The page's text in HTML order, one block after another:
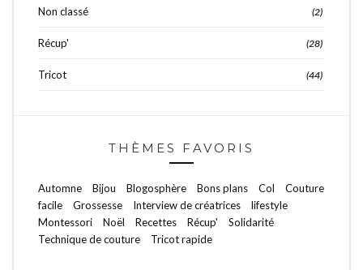
Non classé (2)
Récup' (28)
Tricot (44)
THÈMES FAVORIS
Automne Bijou Blogosphère Bons plans Col
Couture
facile
Grossesse Interview de créatrices
lifestyle
Montessori
Noël Recettes Récup'
Solidarité
Technique de couture
Tricot rapide